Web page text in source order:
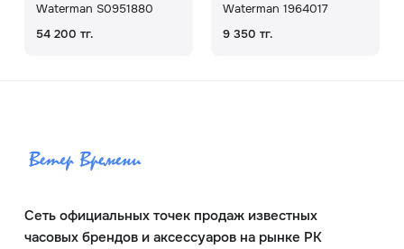
Waterman S0951880
54 200 тг.
Waterman 1964017
9 350 тг.
Сеть официальных точек продаж известных
часовых брендов и аксессуаров на рынке РК